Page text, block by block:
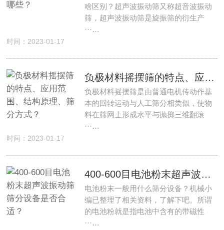
啥区别？超声波振动筛又称超音波振动
筛，超声波振动筛是旋振筛的衍生产
···…
时间：2023-01-17
负极材料摇摆筛的特点、应用范围、结构原理、筛分方式？
负极材料摇摆筛是由普通电机传动作基
本的回转运动与人工筛分相类似，使物
料在筛网上形成水平与抛掷三维翻滚
···…
时间：2023-01-17
400-600目电池粉末超声波振动筛筛分设备是否合适？
电池粉末一般用什么筛分设备？机械小
编已整理了相关资料，了解下吧。所谓
的电池粉就是指电池中含有的带磁性
···…